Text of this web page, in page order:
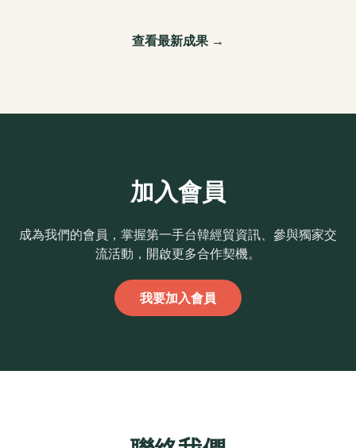
查看最新成果 →
加入會員
成為我們的會員，掌握第一手台韓經貿資訊、參與獨家交
流活動，開啟更多合作契機。
我要加入會員